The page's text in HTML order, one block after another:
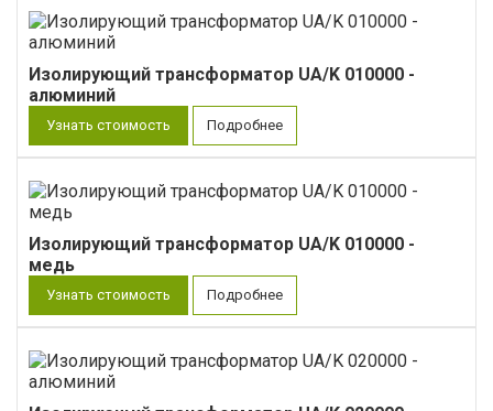
Изолирующий трансформатор UA/K 010000 -
алюминий
Узнать стоимость Подробнее
Изолирующий трансформатор UA/K 010000 -
медь
Узнать стоимость Подробнее